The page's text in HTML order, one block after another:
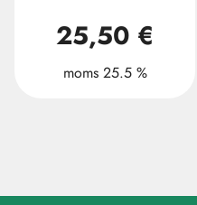
25,50 €
moms 25.5 %